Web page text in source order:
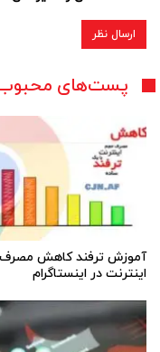
پست‌های
آموزش ترفند کاهش مصرف
اینترنت در اینستاگرام